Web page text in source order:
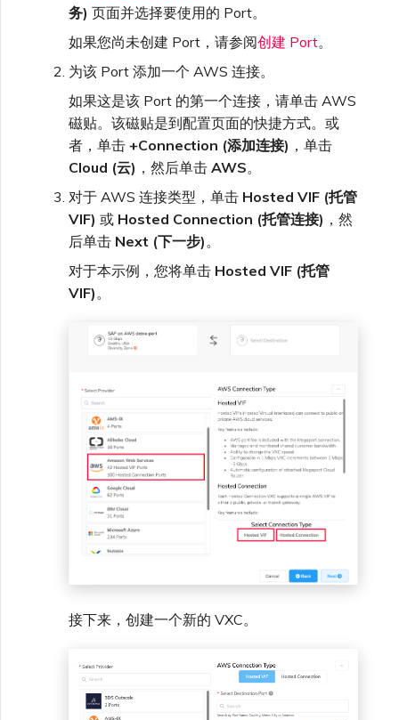
Palo Alto Networks
Peplink FusionHub
Versa SD-WAN
VMware SD-WAN
使用 MVE 控制台
MVE 常见问题
从 MCR 创建到 Azure 的
从 MVE 创建到 AWS 的 VXC
从 MVE 创建到 Azure 的
从 MVE 创建到 Google 的
关闭 VXC 和 IX
监控服务状态
设置 OpenMetrics 服务监控
Azure 服务密钥 API 响应字
Megaport Portal 认证常见
X-Auth Token 弃用常见问题
API 弃用常见问题
单点登录（SSO）功能与使
单点登录（SSO）常见问题
提供调试信息以加快支持响应
务) 页面并选择要使用的 Port。
如果您尚未创建 Port，请参阅创建 Port。
为该 Port 添加一个 AWS 连接。
如果这是该 Port 的第一个连接，请单击 AWS
磁贴。该磁贴是到配置页面的快捷方式。或
者，单击 +Connection (添加连接) ，单击
Cloud (云) ，然后单击 AWS。
对于 AWS 连接类型，单击 Hosted VIF (托管
VIF) 或 Hosted Connection (托管连接) ，然
后单击 Next (下一步) 。
对于本示例，您将单击 Hosted VIF (托管
VIF) 。
接下来，创建一个新的 VXC。